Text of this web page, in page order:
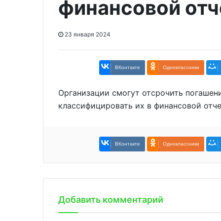
финансовой
23 января 2024
ВКонтакте Одноклассники
Организации смогут отсрочить
классифицировать их в финансовой
ВКонтакте Одноклассники
Добавить комментарий